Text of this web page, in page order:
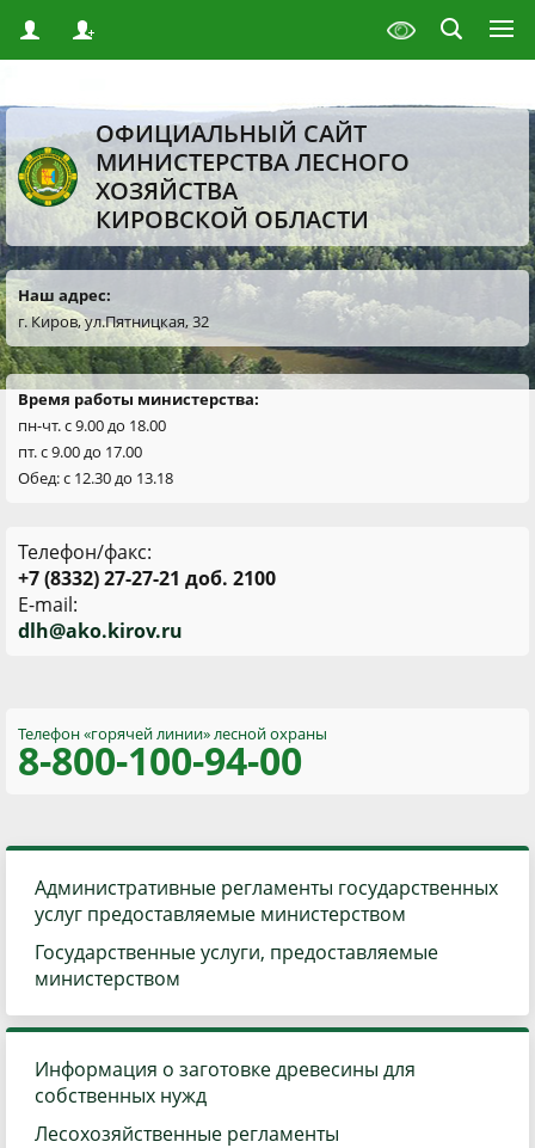
ОФИЦИАЛЬНЫЙ САЙТ
МИНИСТЕРСТВА ЛЕСНОГО
ХОЗЯЙСТВА
КИРОВСКОЙ ОБЛАСТИ
Наш адрес:
г. Киров, ул.Пятницкая, 32
Время работы министерства:
пн-чт. с 9.00 до 18.00
пт. с 9.00 до 17.00
Обед: с 12.30 до 13.18
Телефон/факс:
+7 (8332) 27-27-21 доб. 2100
E-mail:
dlh@ako.kirov.ru
Телефон «горячей линии»лесной охраны
8-800-100-94-00
Административные регламенты государственных
услуг предоставляемые министерством
Государственные услуги, предоставляемые
министерством
Информация о заготовке древесины для
собственных нужд
Лесохозяйственные регламенты